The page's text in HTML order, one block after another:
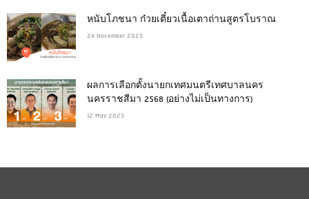
หนับโภชนา ก๋วยเตี๋ยวเนื้อเตาถ่านสูตรโบราณ
24 November 2025
ผลการเลือกตั้งนายกเทศมนตรีเทศบาลนคร
นครราชสีมา 2568 (อย่างไม่เป็นทางการ)
12 May 2025